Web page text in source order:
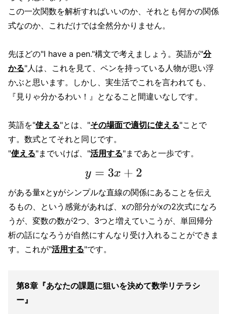
この一次関数を解析すればいいのか、それとも何かの関係
式なのか、これだけでは全然分かりません。
先ほどの"I have a pen."構文で考えましょう。英語が"分
かる"人は、これを見て、ペンを持っている人物が思い浮
かぶと思います。しかし、実生活でこれを言われても、
『見りゃ分かるわい！』となること間違いなしです。
英語を"使える"とは、"その場面で適切に使える"ことで
す。数式とてそれと同じです。
"使える"までいけば、"活用する"まであと一歩です。
がある量xとyがシンプルな直線の関係にあることを伝え
るもの、という感覚があれば、xの部分がxの2次式になろ
うが、変数の数が2つ、3つと増えていこうが、単回帰分
析の話になろうが自然にすんなり受け入れることができま
す。これが"活用する"です。
第8章『あなたの課題に狙いを決めて数学リテラシ
ー』